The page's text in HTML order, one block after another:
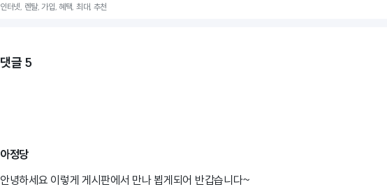
인터넷, 렌탈, 가입, 혜택, 최대, 추천
댓글 5
아정당
안녕하세요 이렇게 게시판에서 만나 뵙게되어 반갑습니다~